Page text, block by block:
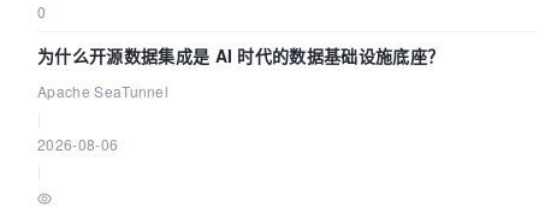
0
为什么开源数据集成是 AI 时代的数据基础设施底座？
Apache SeaTunnel
2026-08-06